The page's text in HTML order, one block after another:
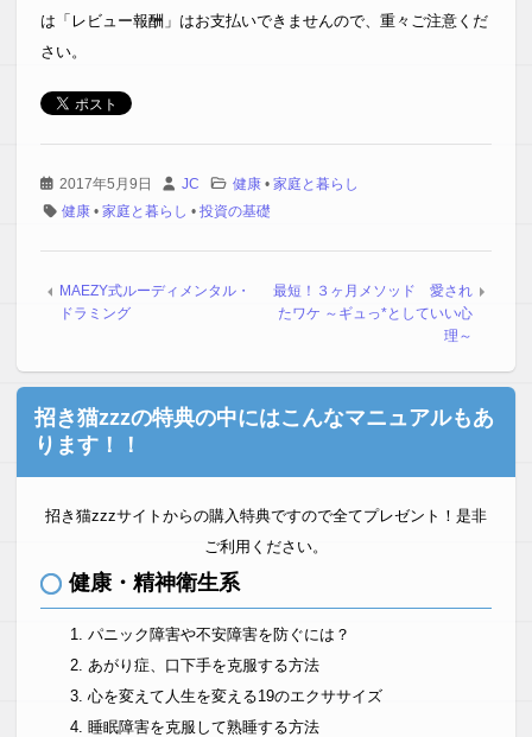
は「レビュー報酬」はお支払いできませんので、重々ご注意くだ
さい。
2017年5月9日 JC 健康 • 家庭と暮らし
健康 • 家庭と暮らし • 投資の基礎
MAEZY式ルーディメンタル・
ドラミング
最短！３ヶ月メソッド 愛され
たワケ ～ギュっ*としていい心
理～
招き猫zzzの特典の中にはこんなマニュアルもあ
ります！！
招き猫zzzサイトからの購入特典ですので全てプレゼント！是非
ご利用ください。
健康・精神衛生系
パニック障害や不安障害を防ぐには？
あがり症、口下手を克服する方法
心を変えて人生を変える19のエクササイズ
睡眠障害を克服して熟睡する方法